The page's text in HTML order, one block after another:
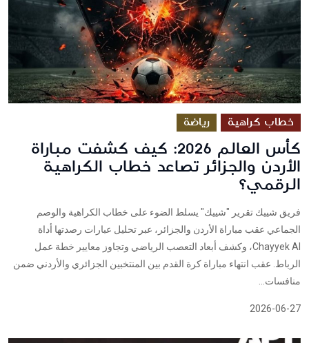
خطاب كراهية رياضة
كأس العالم 2026: كيف كشفت مباراة
الأردن والجزائر تصاعد خطاب الكراهية
الرقمي؟
فريق شييك تقرير "شييك" يسلط الضوء على خطاب الكراهية والوصم
الجماعي عقب مباراة الأردن والجزائر، عبر تحليل عبارات رصدتها أداة
Chayyek AI، وكشف أبعاد التعصب الرياضي وتجاوز معايير خطة عمل
الرباط. عقب انتهاء مباراة كرة القدم بين المنتخبين الجزائري والأردني ضمن
منافسات...
2026-06-27